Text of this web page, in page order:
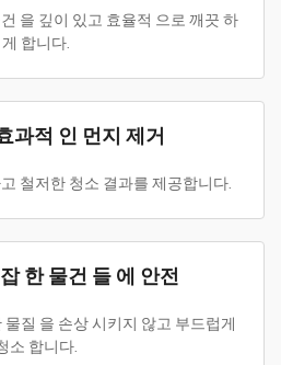
을 깊이 있고 효율적 으로 깨끗 하
게 합니다.
과적 인 먼지 제거
철저한 청소 결과를 제공합니다.
한 물건 들 에 안전
질 을 손상 시키지 않고 부드럽게
소 합니다.